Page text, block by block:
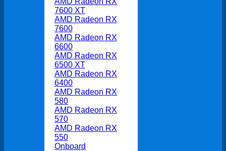
7600 XT
AMD Radeon RX
7600
AMD Radeon RX
6600
AMD Radeon RX
6500 XT
AMD Radeon RX
6400
AMD Radeon RX
580
AMD Radeon RX
570
AMD Radeon RX
550
Onboard